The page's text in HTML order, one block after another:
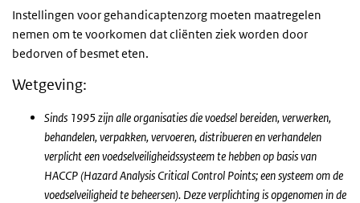
Instellingen voor gehandicaptenzorg moeten maatregelen
nemen om te voorkomen dat cliënten ziek worden door
bedorven of besmet eten.
Wetgeving:
Sinds 1995 zijn alle organisaties die voedsel bereiden, verwerken,
behandelen, verpakken, vervoeren, distribueren en verhandelen
verplicht een voedselveiligheidssysteem te hebben op basis van
HACCP (Hazard Analysis Critical Control Points; een systeem om de
voedselveiligheid te beheersen). Deze verplichting is opgenomen in de